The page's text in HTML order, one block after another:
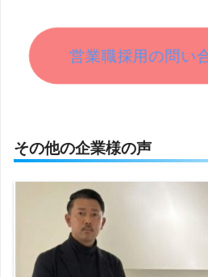
営業職採用の問い
その他の企業様の声